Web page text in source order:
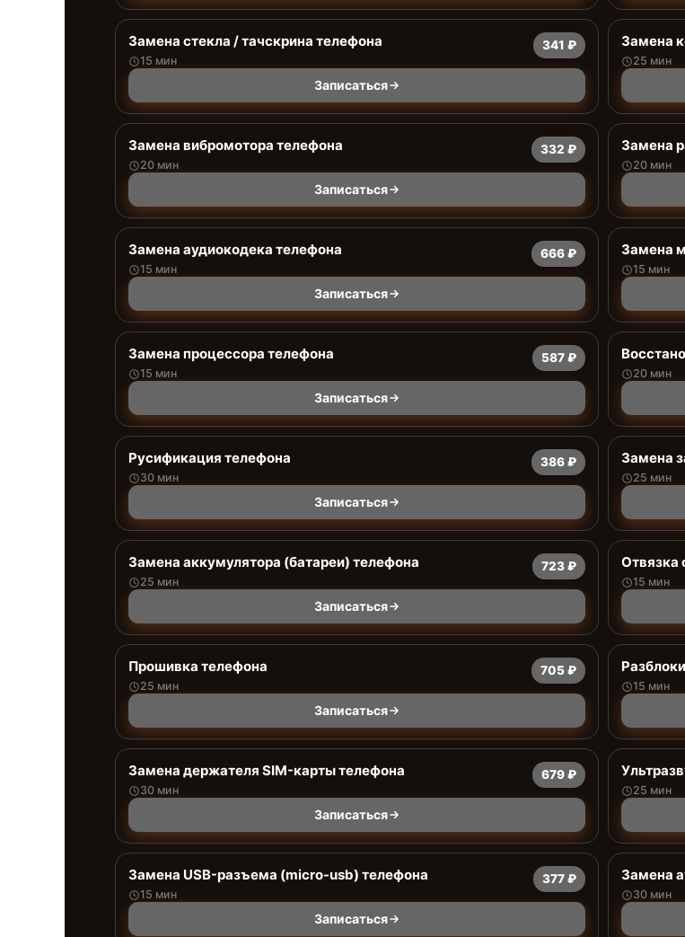
Замена стекла / тачскрина телефона
15 мин
341 ₽
Записаться
Замена
25 мин
Замена вибромотора телефона
20 мин
332 ₽
Записаться
Замена
20 мин
Замена аудиокодека телефона
15 мин
666 ₽
Записаться
Замена
15 мин
Замена процессора телефона
15 мин
587 ₽
Записаться
20 мин
Русификация телефона
30 мин
386 ₽
Записаться
Замена
25 мин
Замена аккумулятора (батареи) телефона
25 мин
723 ₽
Записаться
Отвязка
15 мин
Прошивка телефона
25 мин
705 ₽
Записаться
15 мин
Замена держателя SIM-карты телефона
30 мин
679 ₽
Записаться
25 мин
Замена USB-разъема (micro-usb) телефона
15 мин
377 ₽
Записаться
Замена
30 мин